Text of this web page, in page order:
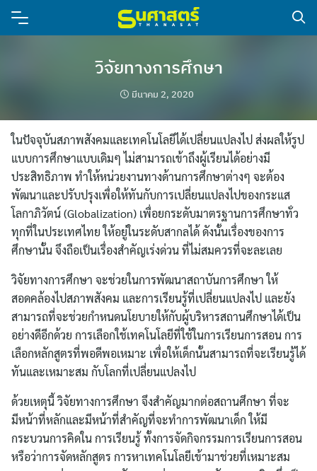
ไทย
English
วิจัยทางการศึกษา
มีนาคม 2, 2020
ในปัจจุบันสภาพสังคมและเทคโนโลยีได้เปลี่ยนแปลงไป ส่งผลให้รูป
แบบการศึกษาแบบเดิมๆ ไม่สามารถเข้าถึงผู้เรียนได้อย่างมี
ประสิทธิภาพ ทำให้หน่วยงานทางด้านการศึกษาต่างๆ จะต้อง
พัฒนาและปรับปรุงเพื่อให้ทันกับการเปลี่ยนแปลงไปของกระแส
โลกาภิวัตน์ (Globalization) เพื่อยกระดับมาตรฐานการศึกษาทั่ว
ทุกที่ในประเทศไทย ให้อยู่ในระดับสากลได้ ดังนั้นเรื่องของการ
ศึกษานั้น จึงถือเป็นเรื่องสำคัญเร่งด่วน ที่ไม่สมควรที่จะละเลย
วิจัยทางการศึกษา จะช่วยในการพัฒนาสถาบันการศึกษา ให้
สอดคล้องไปสภาพสังคม และการเรียนรู้ที่เปลี่ยนแปลงไป และยัง
สามารถที่จะช่วยกำหนดนโยบายให้กับผู้บริหารสถานศึกษาได้เป็น
อย่างดีอีกด้วย การเลือกใช้เทคโนโลยีที่ใช้ในการเรียนการสอน การ
เลือกหลักสูตรที่พอดีพอเหมาะ เพื่อให้เด็กนั้นสามารถที่จะเรียนรู้ได้
ทันและเหมาะสม กับโลกที่เปลี่ยนแปลงไป
ด้วยเหตุนี้ วิจัยทางการศึกษา จึงสำคัญมากต่อสถานศึกษา ที่จะ
มีหน้าที่หลักและมีหน้าที่สำคัญที่จะทำการพัฒนาเด็ก ให้มี
กระบวนการคิดใน การเรียนรู้ ทั้งการจัดกิจกรรมการเรียนการสอน
หรือว่าการจัดหลักสูตร การหาเทคโนโลยีเข้ามาช่วยที่เหมาะสม